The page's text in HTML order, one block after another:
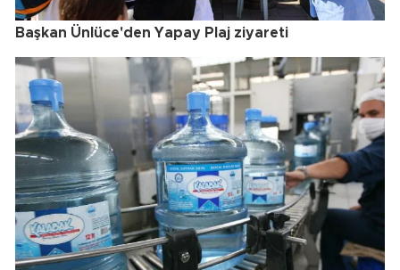
Başkan Ünlüce'den Yapay Plaj ziyareti